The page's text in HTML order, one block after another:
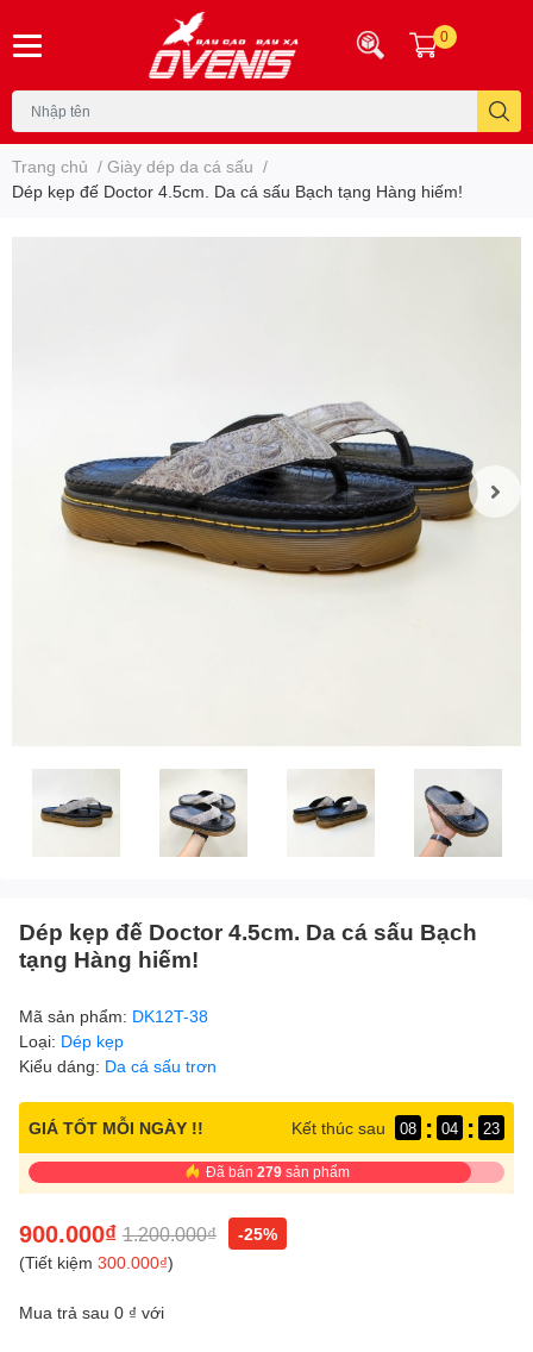
0
Trang chủ / Giày dép da cá sấu /
Dép kẹp đế Doctor 4.5cm. Da cá sấu Bạch tạng Hàng hiếm!
Dép kẹp đế Doctor 4.5cm. Da cá sấu Bạch
tạng Hàng hiếm!
Mã sản phẩm: DK12T-38
Loại: Dép kẹp
Kiểu dáng: Da cá sấu trơn
GIÁ TỐT MỖI NGÀY !! Kết thúc sau 08 : 04 : 23
Đã bán 279 sản phẩm
900.000₫ 1.200.000₫
-25%
(Tiết kiệm 300.000₫)
Mua trả sau 0 ₫ với